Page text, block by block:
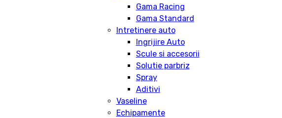
Gama Racing
Gama Standard
Intretinere auto
Ingrijire Auto
Scule si accesorii
Solutie parbriz
Spray
Aditivi
Vaseline
Echipamente